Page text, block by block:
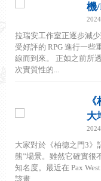
機
拉瑞安工作室正逐步減
受好評的 RPG 進行一些
線而到來。 正如之前所
次實質性的...
大
大家對於《柏德之門3》
熊”場景。雖然它確實很
知名度。最近在 Pax
該畫...